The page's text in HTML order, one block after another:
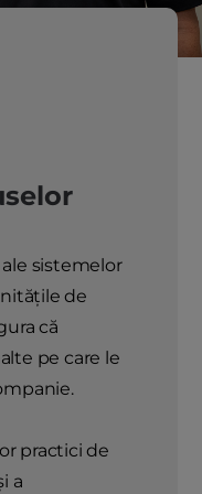
sistemelor
de
că
pe care le
practici de
a